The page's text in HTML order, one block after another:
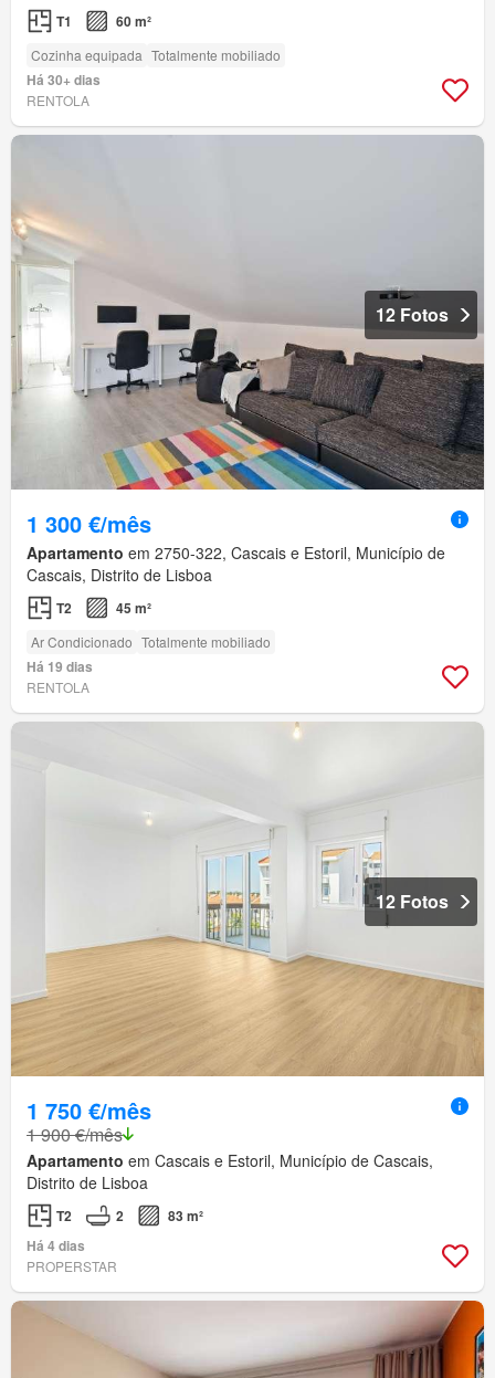
T1 60 m²
Cozinha equipada Totalmente mobiliado
Há 30+ dias
RENTOLA
12 Fotos
1 300 €/mês
Apartamento em 2750-322, Cascais e Estoril, Município de
Cascais, Distrito de Lisboa
T2 45 m²
Ar Condicionado Totalmente mobiliado
Há 19 dias
RENTOLA
12 Fotos
1 750 €/mês
1 900 €/mês
Apartamento em Cascais e Estoril, Município de Cascais,
Distrito de Lisboa
T2 2
83 m²
Há 4 dias
PROPERSTAR